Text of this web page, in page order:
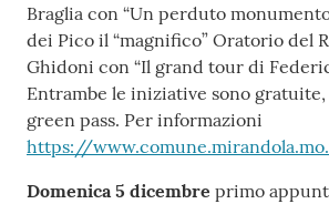
Braglia con “Un perduto
dei Pico il “magnifico” Oratorio del
Ghidoni con “Il grand tour di
Entrambe le iniziative sono gratuite,
green pass. Per informazioni
https://
Domenica 5 dicembre primo